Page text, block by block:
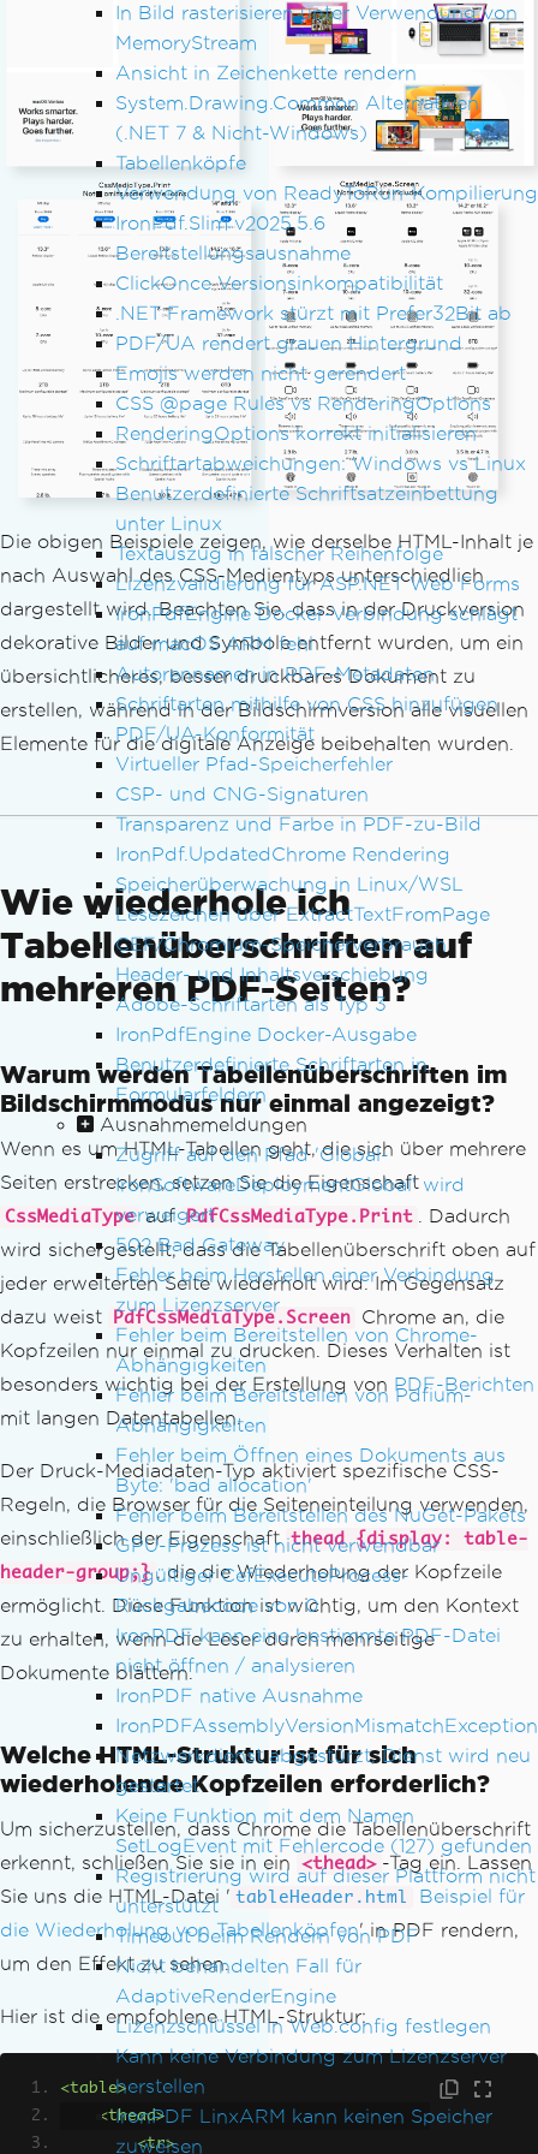
In Bild rasterisieren unter Verwendung von
MemoryStream
Ansicht in Zeichenkette rendern
System.Drawing.Common Alternativen
(.NET 7 & Nicht-Windows)
Tabellenköpfe
Verwendung von ReadyToRun-Kompilierung
IronPdf.Slim v2025.5.6
Bereitstellungsausnahme
ClickOnce Versionsinkompatibilität
.NET Framework stürzt mit Prefer32Bit ab
PDF/UA rendert grauen Hintergrund
Emojis werden nicht gerendert
CSS @page Rules vs RenderingOptions
RenderingOptions korrekt initialisieren
Schriftartabweichungen: Windows vs Linux
Benutzerdefinierte Schriftsatzeinbettung
unter Linux
Textauszug in falscher Reihenfolge
Lizenzvalidierung für ASP.NET Web Forms
IronPdfEngine Docker-Verbindung schlägt
auf macOS ARM fehl
Autorennamen in PDF-Metadaten
Schriftarten mithilfe von CSS hinzufügen
PDF/UA-Konformität
Virtueller Pfad-Speicherfehler
CSP- und CNG-Signaturen
Transparenz und Farbe in PDF-zu-Bild
IronPdf.UpdatedChrome Rendering
Speicherüberwachung in Linux/WSL
Lesezeichen über ExtractTextFromPage
CEF/Chromium-Speicherverbrauch
Header- und Inhaltsverschiebung
Adobe-Schriftarten als Typ 3
IronPdfEngine Docker-Ausgabe
Benutzerdefinierte Schriftarten in
Formularfeldern
Ausnahmemeldungen
Zugriff auf den Pfad 'Global-
IronSoftwareDeploymentGlobal' wird
verweigert
502 Bad Gateway
Fehler beim Herstellen einer Verbindung
zum Lizenzserver
Fehler beim Bereitstellen von Chrome-
Abhängigkeiten
Fehler beim Bereitstellen von Pdfium-
Abhängigkeiten
Fehler beim Öffnen eines Dokuments aus
Byte: 'bad allocation'
Fehler beim Bereitstellen des NuGet-Pakets
GPU-Prozess ist nicht verwendbar
Ungültiger CefExecuteProcess-
Rückgabecode von 0
IronPDF kann eine bestimmte PDF-Datei
nicht öffnen / analysieren
IronPDF native Ausnahme
IronPDFAssemblyVersionMismatchException
Netzwerkdienst abgestürzt, Dienst wird neu
gestartet
Keine Funktion mit dem Namen
SetLogEvent mit Fehlercode (127) gefunden
Registrierung wird auf dieser Plattform nicht
unterstützt
Timeout beim Rendern von PDF
Nicht behandelten Fall für
AdaptiveRenderEngine
Lizenzschlüssel in Web.config festlegen
Kann keine Verbindung zum Lizenzserver
herstellen
IronPDF LinxARM kann keinen Speicher
zuweisen
Die obigen Beispiele zeigen, wie derselbe HTML-Inhalt je
nach Auswahl des CSS-Medientyps unterschiedlich
dargestellt wird. Beachten Sie, dass in der Druckversion
dekorative Bilder und Symbole entfernt wurden, um ein
übersichtlicheres, besser druckbares Dokument zu
erstellen, während in der Bildschirmversion alle visuellen
Elemente für die digitale Anzeige beibehalten wurden.
Wie wiederhole ich
Tabellenüberschriften auf
mehreren PDF-Seiten?
Warum werden Tabellenüberschriften im
Bildschirmmodus nur einmal angezeigt?
Wenn es um HTML-Tabellen geht, die sich über mehrere
Seiten erstrecken, setzen Sie die Eigenschaft
CssMediaType auf PdfCssMediaType.Print
. Dadurch
wird sichergestellt, dass die Tabellenüberschrift oben auf
jeder erweiterten Seite wiederholt wird. Im Gegensatz
dazu weist
PdfCssMediaType.Screen
Chrome an, die
Kopfzeilen nur einmal zu drucken. Dieses Verhalten ist
besonders wichtig bei der Erstellung von PDF-Berichten
mit langen Datentabellen.
Der Druck-Mediadaten-Typ aktiviert spezifische CSS-
Regeln, die Browser für die Seiteneinteilung verwenden,
einschließlich der Eigenschaft thead {display: table-
header-group;} , die die Wiederholung der Kopfzeile
ermöglicht. Diese Funktion ist wichtig, um den Kontext
zu erhalten, wenn die Leser durch mehrseitige
Dokumente blättern.
Welche HTML-Struktur ist für sich
wiederholende Kopfzeilen erforderlich?
Um sicherzustellen, dass Chrome die Tabellenüberschrift
erkennt, schließen Sie sie in ein
<thead> -Tag ein. Lassen
Sie uns die HTML-Datei ' tableHeader.html
Beispiel für
die Wiederholung von Tabellenköpfen' in PDF rendern,
um den Effekt zu sehen.
Hier ist die empfohlene HTML-Struktur:
<table>
<thead>
<tr>